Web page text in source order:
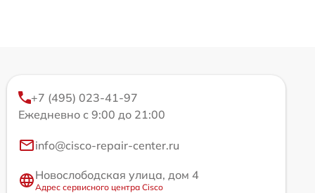
+7 (495) 023-41-97
Ежедневно с 9:00 до 21:00
info@cisco-repair-center.ru
Новослободская улица, дом 4
Адрес сервисного центра Cisco